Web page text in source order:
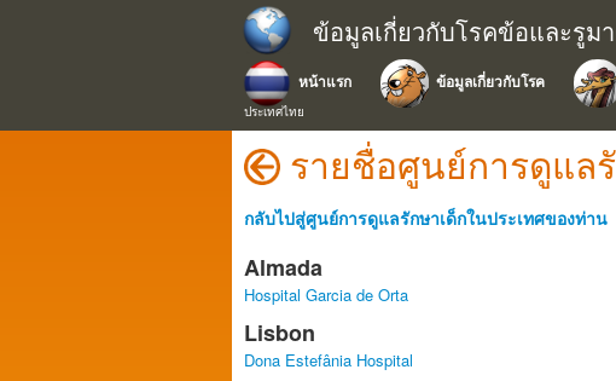
ข้อมูลเกี่ยวกับโรคข้อและรูม
หน้าแรก
ประเทศไทย
ข้อมูลเกี่ยวกับโรค
รายชื่อศูนย์การดูแล
กลับไปสู่ศูนย์การดูแลรักษาเด็กในประเทศของท่าน
Almada
Hospital Garcia de Orta
Lisbon
Dona Estefânia Hospital